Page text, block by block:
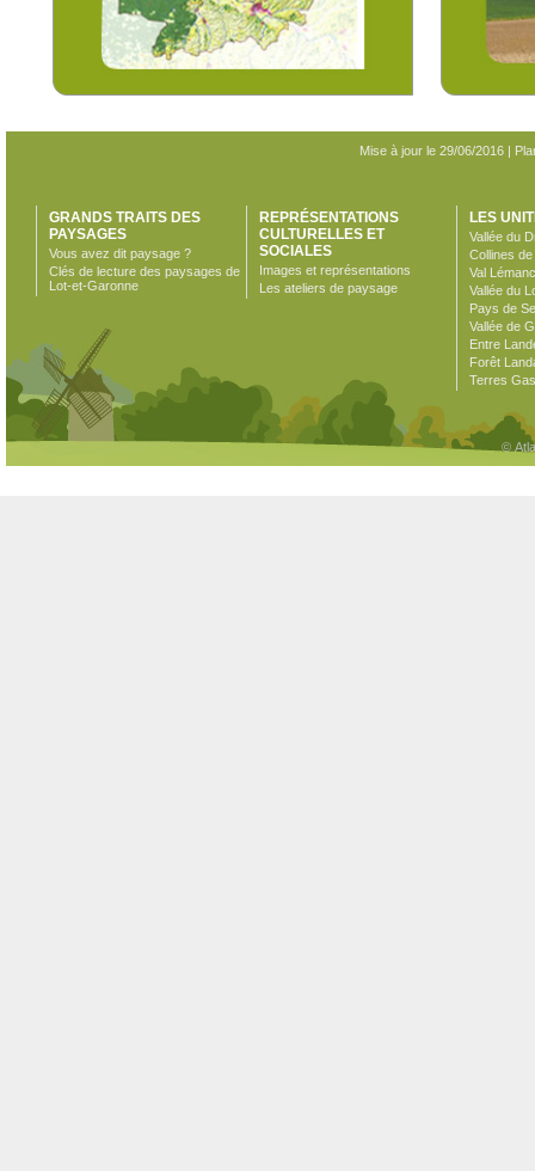
Mise à jour le 29/06/2016 |
GRANDS TRAITS DES
PAYSAGES
Vous avez dit paysage ?
Clés de lecture des paysages de
Lot-et-Garonne
REPRÉSENTATIONS
CULTURELLES ET
SOCIALES
Images et représentations
Les ateliers de paysage
LES
Vallée du
Collines
Val
Vallée du
Pays de
Vallée de
Entre
Forêt
Terres
©